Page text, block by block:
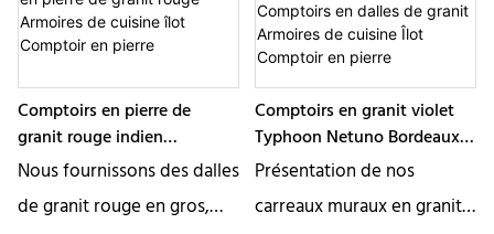
élevée, une dureté élevée
et une surface très
résistante à l&39;usure, ce
qui réduit dans une
certaine mesure la
mûre extraits en Inde. Cette
pierre est particulièrement
adaptée aux comptoirs
Comptoirs en pierre de
granit rouge indien
Comptoirs en pierre de
granit rouge Armoires de
cuisine îlot Comptoir en
Nous fournissons des dalles
de granit rouge en gros,
Comptoirs en granit violet
Typhoon Netuno Bordeaux
Comptoirs en granit rouge
granit Armoires de cuisine
Présentation de nos
carreaux muraux en granit